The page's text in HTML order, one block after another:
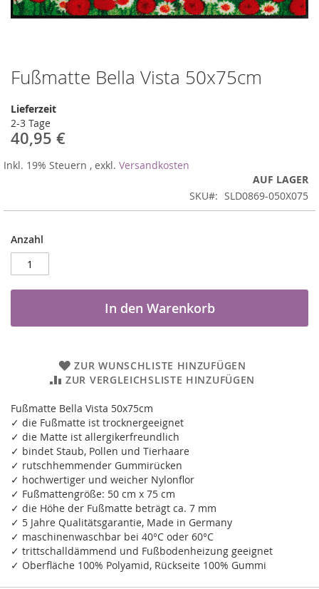
Fußmatte Bella Vista 50x75cm
Lieferzeit
2-3 Tage
40,95 €
Inkl. 19% Steuern , exkl. Versandkosten
AUF LAGER
SKU
SLD0869-050X075
Anzahl
In den Warenkorb
ZUR WUNSCHLISTE HINZUFÜGEN
ZUR VERGLEICHSLISTE HINZUFÜGEN
Fußmatte Bella Vista 50x75cm
✓ die Fußmatte ist trocknergeeignet
✓ die Matte ist allergikerfreundlich
✓ bindet Staub, Pollen und Tierhaare
✓ rutschhemmender Gummirücken
✓ hochwertiger und weicher Nylonflor
✓ Fußmattengröße: 50 cm x 75 cm
✓ die Höhe der Fußmatte beträgt ca. 7 mm
✓ 5 Jahre Qualitätsgarantie, Made in Germany
✓ maschinenwaschbar bei 40°C oder 60°C
✓ trittschalldämmend und Fußbodenheizung geeignet
✓ Oberfläche 100% Polyamid, Rückseite 100% Gummi
Zum
Anfang
der
Bildergalerie
springen